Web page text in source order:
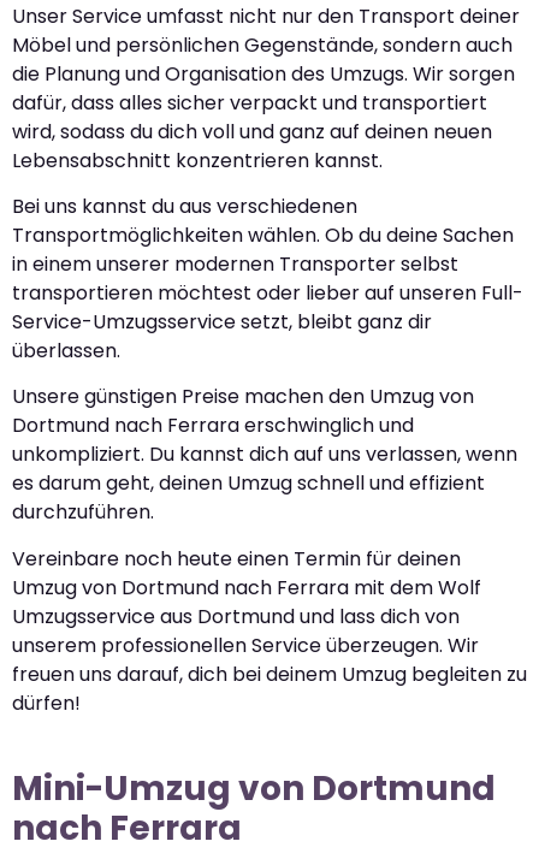
Unser Service umfasst nicht nur den Transport deiner
Möbel und persönlichen Gegenstände, sondern auch
die Planung und Organisation des Umzugs. Wir sorgen
dafür, dass alles sicher verpackt und transportiert
wird, sodass du dich voll und ganz auf deinen neuen
Lebensabschnitt konzentrieren kannst.
Bei uns kannst du aus verschiedenen
Transportmöglichkeiten wählen. Ob du deine Sachen
in einem unserer modernen Transporter selbst
transportieren möchtest oder lieber auf unseren Full-
Service-Umzugsservice setzt, bleibt ganz dir
überlassen.
Unsere günstigen Preise machen den Umzug von
Dortmund nach Ferrara erschwinglich und
unkompliziert. Du kannst dich auf uns verlassen, wenn
es darum geht, deinen Umzug schnell und effizient
durchzuführen.
Vereinbare noch heute einen Termin für deinen
Umzug von Dortmund nach Ferrara mit dem Wolf
Umzugsservice aus Dortmund und lass dich von
unserem professionellen Service überzeugen. Wir
freuen uns darauf, dich bei deinem Umzug begleiten zu
dürfen!
Mini-Umzug von Dortmund
nach Ferrara